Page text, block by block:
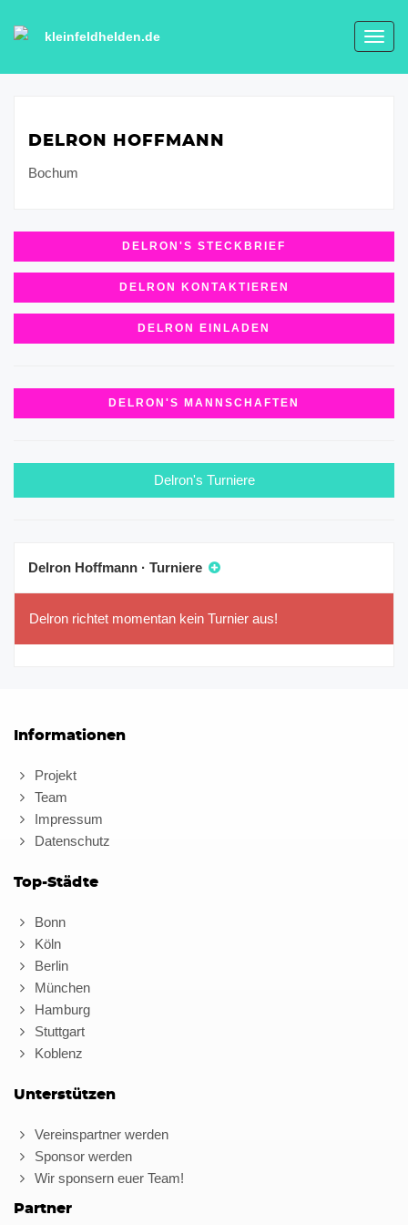
kleinfeldhelden.de
DELRON HOFFMANN
Bochum
DELRON'S STECKBRIEF
DELRON KONTAKTIEREN
DELRON EINLADEN
DELRON'S MANNSCHAFTEN
Delron's Turniere
Delron Hoffmann · Turniere
Delron richtet momentan kein Turnier aus!
Informationen
Projekt
Team
Impressum
Datenschutz
Top-Städte
Bonn
Köln
Berlin
München
Hamburg
Stuttgart
Koblenz
Unterstützen
Vereinspartner werden
Sponsor werden
Wir sponsern euer Team!
Partner